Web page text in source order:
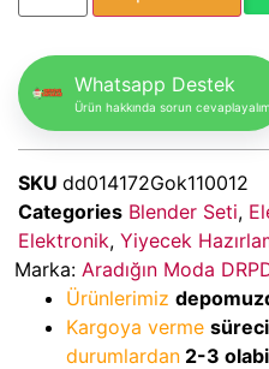
Whatsapp Destek
Ürün hakkında sorun cevaplayalım
SKU dd014172Gok110012
Categories Blender Seti,
Elektronik, Yiyecek
Marka: Aradığın Moda
Ürünlerimiz
Kargoya verme
durumlardan 2-3